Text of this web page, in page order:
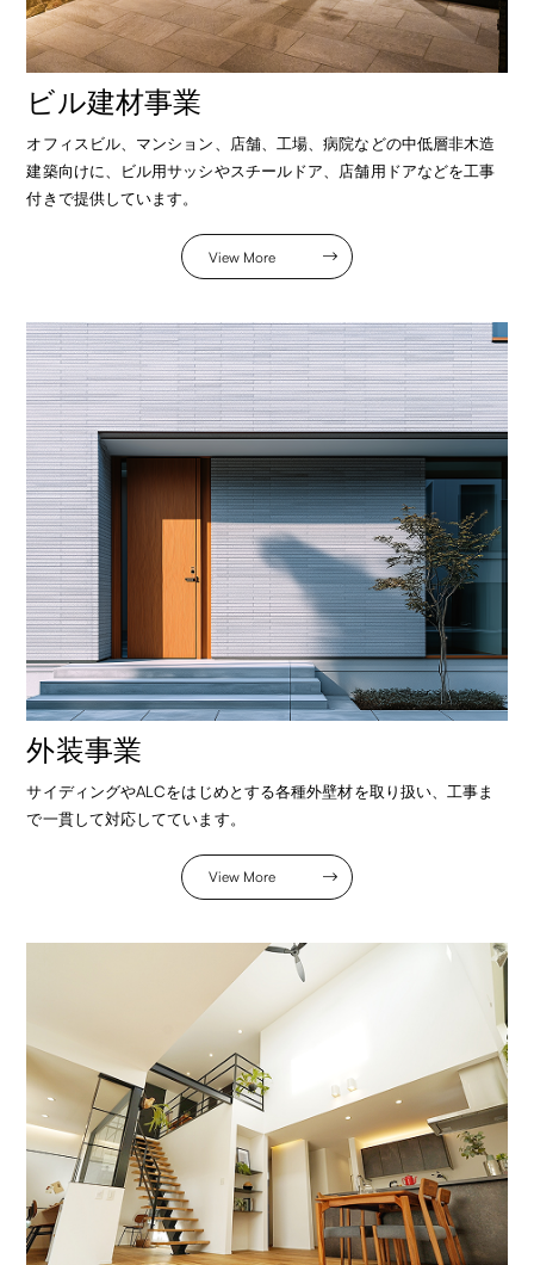
ビル建材事業
オフィスビル、マンション、店舗、工場、病院などの中低層非木造
建築向けに、ビル用サッシやスチールドア、店舗用ドアなどを工事
付きで提供しています。
View More
外装事業
サイディングやALCをはじめとする各種外壁材を取り扱い、工事ま
で一貫して対応してています。
View More